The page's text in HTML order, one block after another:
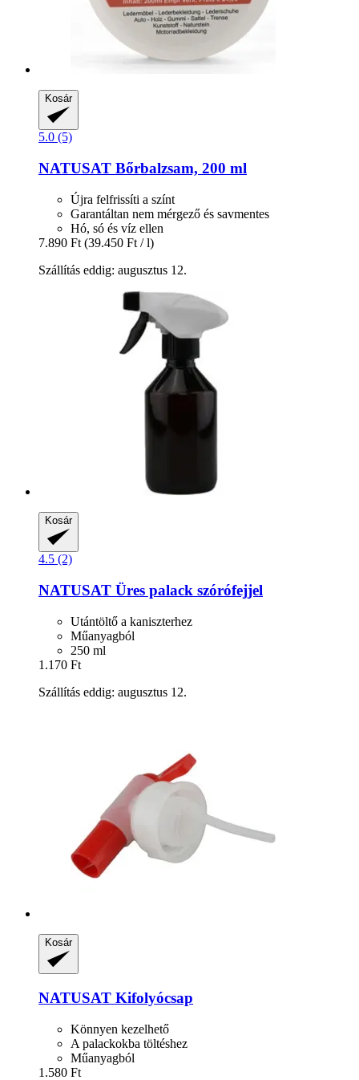
Kosár
5.0 (5)
NATUSAT Bőrbalzsam, 200 ml
Újra felfrissíti a színt
Garantáltan nem mérgező és savmentes
Hó, só és víz ellen
7.890 Ft (39.450 Ft / l)
Szállítás eddig: augusztus 12.
Kosár
4.5 (2)
NATUSAT Üres palack szórófejjel
Utántöltő a kaniszterhez
Műanyagból
250 ml
1.170 Ft
Szállítás eddig: augusztus 12.
Kosár
NATUSAT Kifolyócsap
Könnyen kezelhető
A palackokba töltéshez
Műanyagból
1.580 Ft